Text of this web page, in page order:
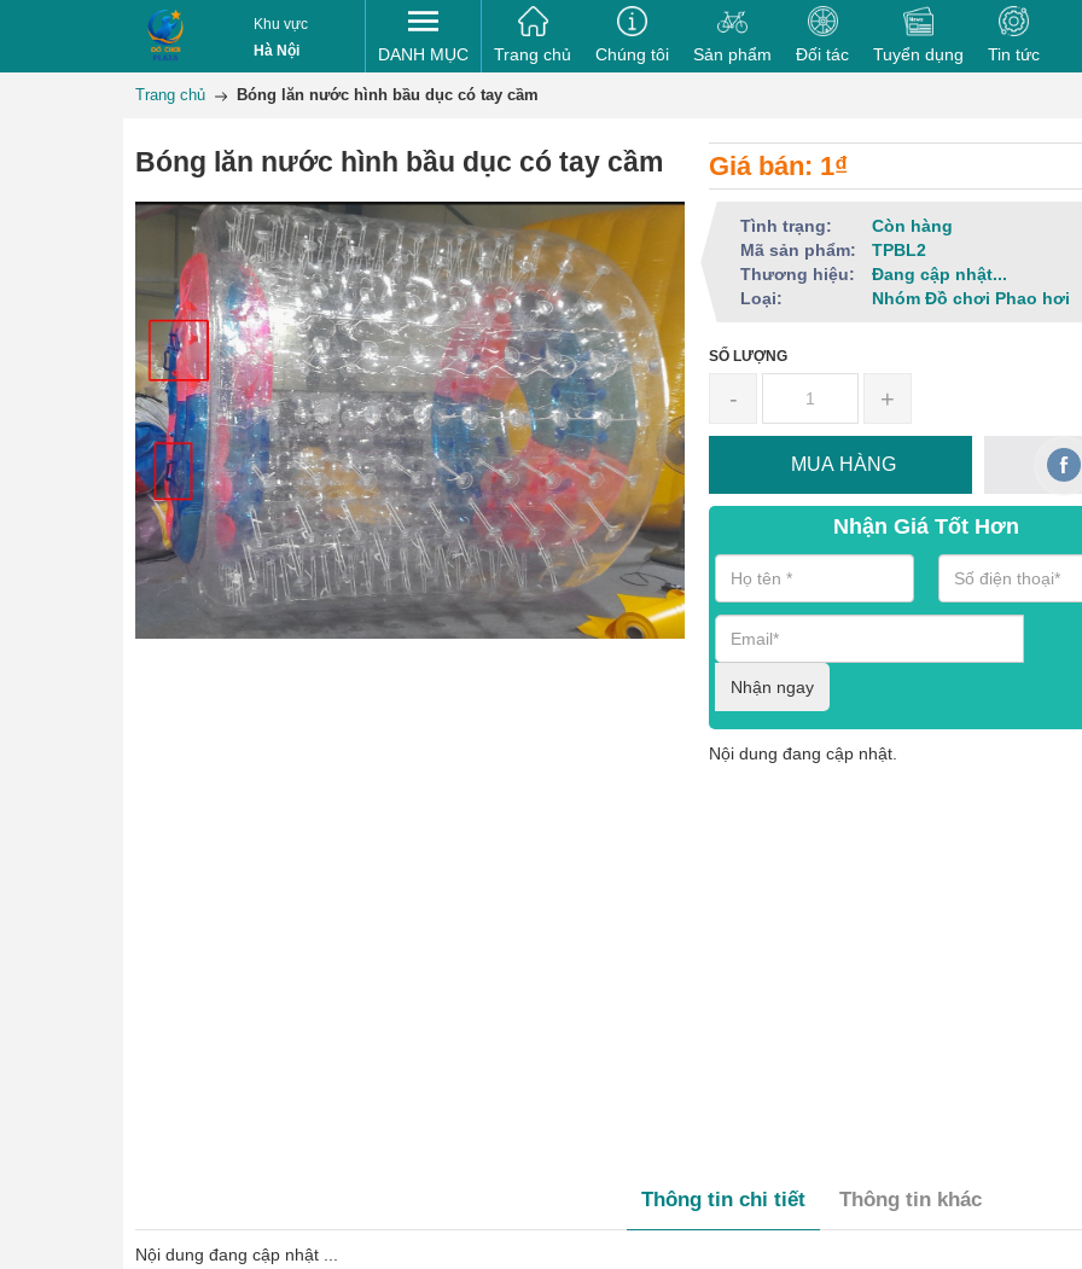
Khu vực
Hà Nội
DANH MỤC Trang chủ Chúng tôi Sản phẩm Đối tác Tuyển dụng Tin tức
Trang chủ Bóng lăn nước hình bầu dục có tay cầm
Bóng lăn nước hình bầu dục có tay cầm Giá bán: 1₫
Tình trạng:
Còn hàng
Mã sản phẩm:
TPBL2
Thương hiệu:
Đang cập nhật...
Loại:
Nhóm Đồ chơi Phao hơi
SỐ LƯỢNG
- +
MUA HÀNG
Nhận Giá Tốt Hơn
Nhận ngay
Nội dung đang cập nhật.
Thông tin chi tiết Thông tin khác
Nội dung đang cập nhật ...